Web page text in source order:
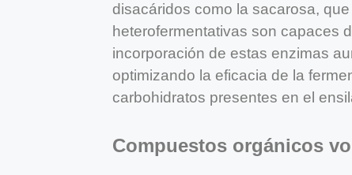
disacáridos como la sacarosa,
heterofermentativas son capaces
incorporación de estas enzimas
optimizando la eficacia de la
carbohidratos presentes en el
Compuestos orgánicos